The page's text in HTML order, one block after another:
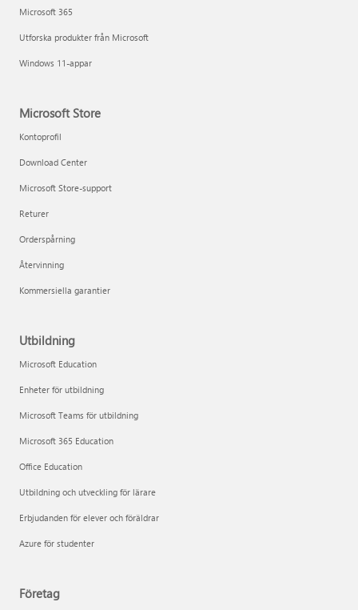
Microsoft 365
Utforska produkter från Microsoft
Windows 11-appar
Microsoft Store
Kontoprofil
Download Center
Microsoft Store-support
Returer
Orderspårning
Återvinning
Kommersiella garantier
Utbildning
Microsoft Education
Enheter för utbildning
Microsoft Teams för utbildning
Microsoft 365 Education
Office Education
Utbildning och utveckling för lärare
Erbjudanden för elever och föräldrar
Azure för studenter
Företag